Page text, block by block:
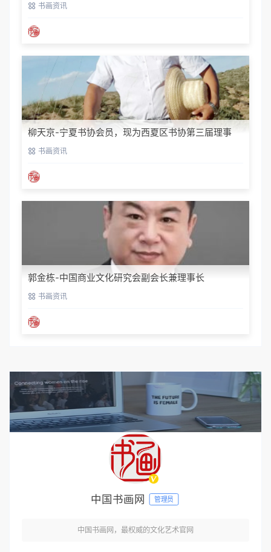
书画资讯
柳天京-宁夏书协会员，现为西夏区书协第三届理事
书画资讯
郭金栋-中国商业文化研究会副会长兼理事长
书画资讯
中国书画网 管理员
中国书画网，最权威的文化艺术官网